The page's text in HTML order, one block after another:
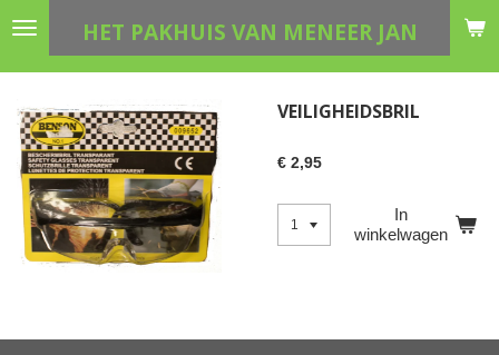
Ga
hoofdinhoud
HET PAKHUIS VAN MENEER JAN
VEILIGHEIDSBRIL
€ 2,95
In
winkelwagen